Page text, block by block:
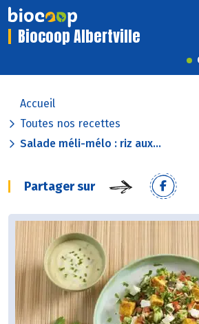
Biocoop Albertville
Accueil
Toutes nos recettes
Salade méli-mélo : riz aux...
Partager sur